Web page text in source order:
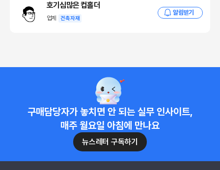
호기심많은 컵홀더
업계 건축자재
알림받기
구매담당자가 놓치면 안 되는 실무 인사이트,
매주 월요일 아침에 만나요
뉴스레터 구독하기